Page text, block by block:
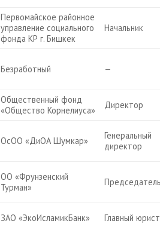
Первомайское районное
управление социального
фонда КР г. Бишкек
Начальник
Безработный —
Общественный фонд
«Общество Корнелиуса»
Директор
ОсОО «ДиОА Шумкар»
Генеральный
директор
ОО «Фрунзенский
Турман»
ЗАО «ЭкоИсламикБанк» Главный юрист